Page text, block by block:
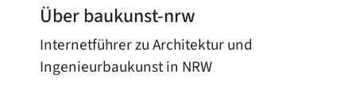
Über baukunst-nrw
Internetführer zu Architektur und
Ingenieurbaukunst in NRW